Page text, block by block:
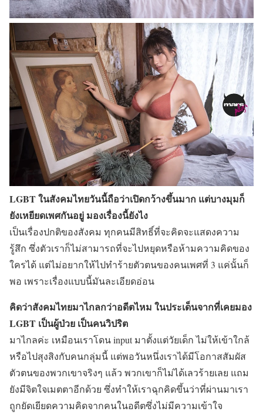
LGBT ในสังคมไทยวันนี้ถือว่าเปิดกว้างขึ้นมาก แต่บางมุมก็
ยังเหยียดเพศกันอยู่ มองเรื่องนี้ยังไง
เป็นเรื่องปกติของสังคม ทุกคนมีสิทธิ์ที่จะคิดจะแสดงความ
รู้สึก ซึ่งตัวเราก็ไม่สามารถที่จะไปหยุดหรือห้ามความคิดของ
ใครได้ แต่ไม่อยากให้ไปทำร้ายตัวตนของคนเพศที่ 3 แค่นั้นก็
พอ เพราะเรื่องแบบนี้มันละเอียดอ่อน
คิดว่าสังคมไทยมาไกลกว่าอดีตไหม ในประเด็นจากที่เคยมอง
LGBT เป็นผู้ป่วย เป็นคนวิปริต
มาไกลค่ะ เหมือนเราโดน input มาตั้งแต่วัยเด็ก ไม่ให้เข้าใกล้
หรือไปสุงสิงกับคนกลุ่มนี้ แต่พอวันหนึ่งเราได้มีโอกาสสัมผัส
ตัวตนของพวกเขาจริงๆ แล้ว พวกเขาก็ไม่ได้เลวร้ายเลย แถม
ยังมีจิตใจเมตตาอีกด้วย ซึ่งทำให้เราฉุกคิดขึ้นว่าที่ผ่านมาเรา
ถูกยัดเยียดความคิดจากคนในอดีตซึ่งไม่มีความเข้าใจ